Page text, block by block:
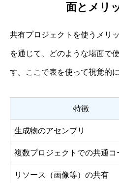
面とメリ
共有プロジェクトを使うメリ
を通じて、どのような場面で
す。ここで表を使って視覚的
特徴
生成物のアセンブリ
複数プロジェクトでの共通コ
リソース（画像等）の共有